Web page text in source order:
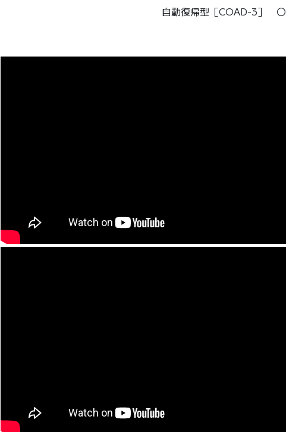
自動復帰型［COAD-3］ 〇